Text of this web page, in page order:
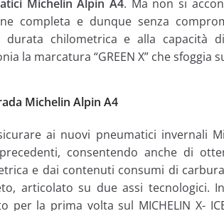
Michelin Alpin A4. Ma non si
completa e dunque senza
durata chilometrica e alla capacità
la marcatura “GREEN X” che sfoggia
Michelin Alpin A4
ai nuovi pneumatici invernali
consentendo anche di
e dai contenuti consumi di
articolato su due assi tecnologici.
per la prima volta sul MICHELIN X-